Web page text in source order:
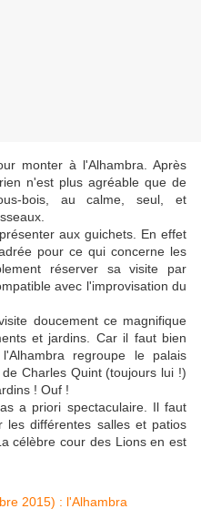
monter à l'Alhambra. Après
n'est plus agréable que de
bois, au calme, seul, et
aux guichets. En effet
pour ce qui concerne les
réserver sa visite par
avec l'improvisation du
doucement ce magnifique
et jardins. Car il faut bien
regroupe le palais
Charles Quint (toujours lui !)
! Ouf !
a priori spectaculaire. Il faut
les différentes salles et patios
célèbre cour des Lions en est